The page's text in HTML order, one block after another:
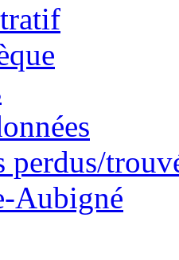
perdus/
Aubigné